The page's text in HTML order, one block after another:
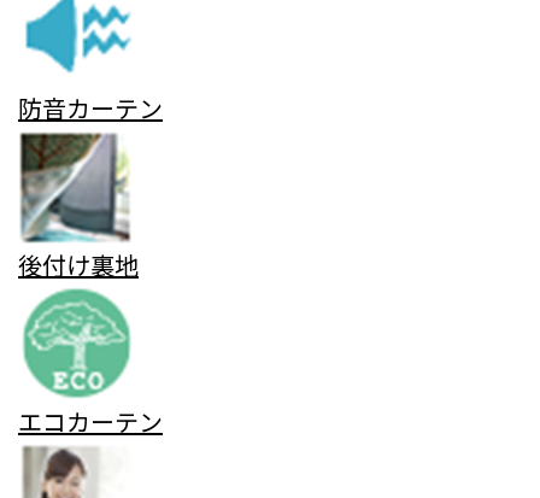
防音カーテン
後付け裏地
エコカーテン